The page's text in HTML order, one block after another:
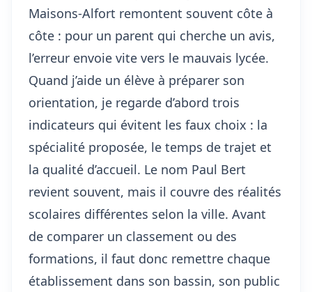
Maisons-Alfort remontent souvent côte à
côte : pour un parent qui cherche un avis,
l’erreur envoie vite vers le mauvais lycée.
Quand j’aide un élève à préparer son
orientation, je regarde d’abord trois
indicateurs qui évitent les faux choix : la
spécialité proposée, le temps de trajet et
la qualité d’accueil. Le nom Paul Bert
revient souvent, mais il couvre des réalités
scolaires différentes selon la ville. Avant
de comparer un classement ou des
formations, il faut donc remettre chaque
établissement dans son bassin, son public